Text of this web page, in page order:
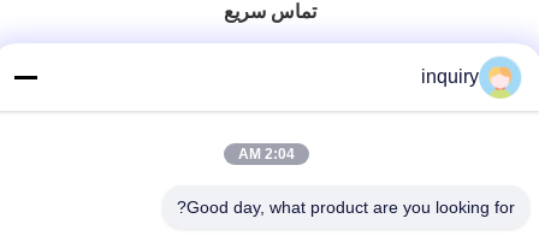
تماس سریع
آدرس
inquiry
2:04 AM
Good day, what product are you looking for?